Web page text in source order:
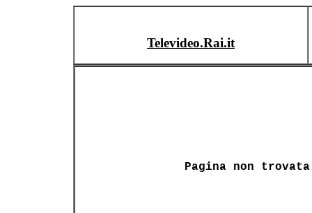
Televideo.Rai.it
Pagina non trovata